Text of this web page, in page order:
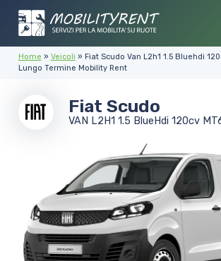
Home » Veicoli » Fiat Scudo Van L2h1 1.5 Bluehdi
Lungo Termine Mobility Rent
Fiat Scudo
VAN L2H1 1.5 BlueHdi 120cv